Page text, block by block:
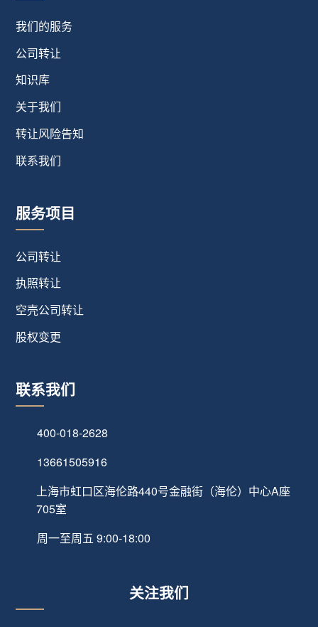
我们的服务
公司转让
知识库
关于我们
转让风险告知
联系我们
服务项目
公司转让
执照转让
空壳公司转让
股权变更
联系我们
400-018-2628
13661505916
上海市虹口区海伦路440号金融街（海伦）中心A座
705室
周一至周五 9:00-18:00
关注我们